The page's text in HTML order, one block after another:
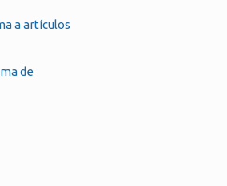
a artículos
de